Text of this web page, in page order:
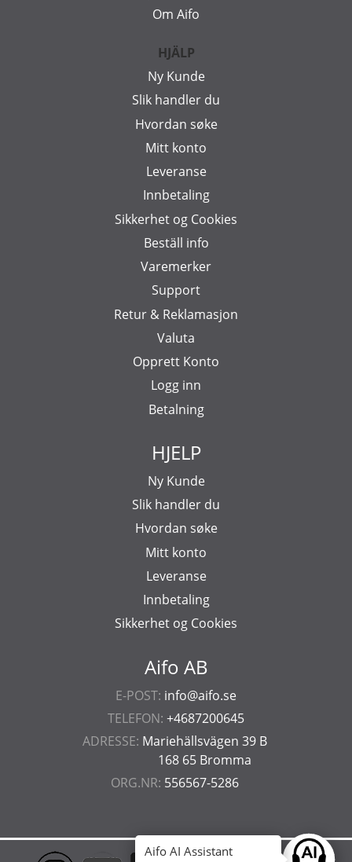
Aifo AB
E-POST: info@aifo.se
TELEFON: +4687200645
ADRESSE: Mariehällsvägen 39 B
168 65 Bromma
ORG.NR: 556567-5286
Om Aifo
HJÄLP
Ny Kunde
Slik handler du
Hvordan søke
Mitt konto
Leveranse
Innbetaling
Sikkerhet og Cookies
Beställ info
Varemerker
Support
Retur & Reklamasjon
Valuta
Opprett Konto
Logg inn
Betalning
HJELP
Ny Kunde
Slik handler du
Hvordan søke
Mitt konto
Leveranse
Innbetaling
Sikkerhet og Cookies
Aifo AI Assistant